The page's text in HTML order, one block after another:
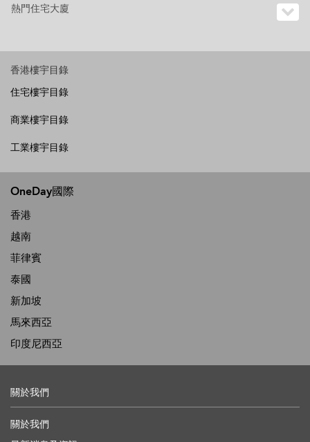
熱門住宅大廈
香港樓宇目錄
住宅樓宇目錄
商業樓宇目錄
工業樓宇目錄
OneDay國際
香港
越南
菲律賓
泰國
新加坡
馬來西亞
印度尼西亞
關於我們
關於我們